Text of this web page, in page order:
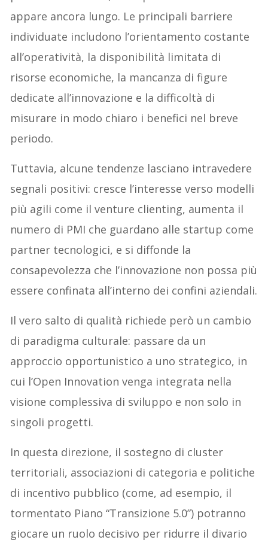
appare ancora lungo. Le principali barriere
individuate includono l’orientamento costante
all’operatività, la disponibilità limitata di
risorse economiche, la mancanza di figure
dedicate all’innovazione e la difficoltà di
misurare in modo chiaro i benefici nel breve
periodo.
Tuttavia, alcune tendenze lasciano intravedere
segnali positivi: cresce l’interesse verso modelli
più agili come il venture clienting, aumenta il
numero di PMI che guardano alle startup come
partner tecnologici, e si diffonde la
consapevolezza che l’innovazione non possa più
essere confinata all’interno dei confini aziendali.
Il vero salto di qualità richiede però un cambio
di paradigma culturale: passare da un
approccio opportunistico a uno strategico, in
cui l’Open Innovation venga integrata nella
visione complessiva di sviluppo e non solo in
singoli progetti.
In questa direzione, il sostegno di cluster
territoriali, associazioni di categoria e politiche
di incentivo pubblico (come, ad esempio, il
tormentato Piano “Transizione 5.0”) potranno
giocare un ruolo decisivo per ridurre il divario